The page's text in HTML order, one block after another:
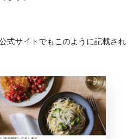
式サイトでもこのように記載され